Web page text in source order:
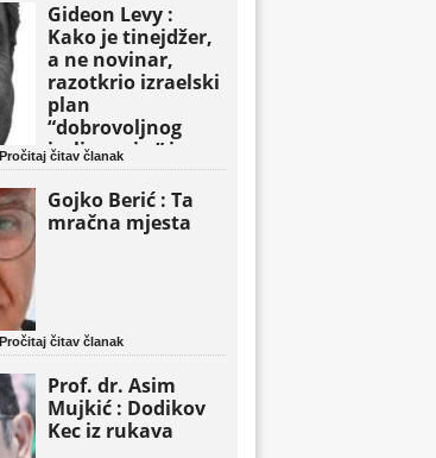
Gideon Levy :
Kako je tinejdžer,
a ne novinar,
razotkrio izraelski
plan
“dobrovoljnog
iseljavanja ” iz
Gaze
Pročitaj čitav članak
Gojko Berić : Ta
mračna mjesta
Pročitaj čitav članak
Prof. dr. Asim
Mujkić : Dodikov
Kec iz rukava